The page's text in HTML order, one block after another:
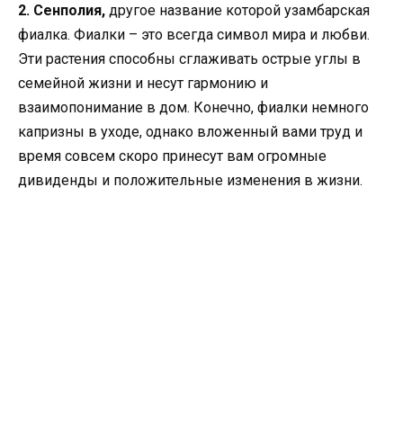
2. Сенполия, другое название которой узамбарская
фиалка. Фиалки – это всегда символ мира и любви.
Эти растения способны сглаживать острые углы в
семейной жизни и несут гармонию и
взаимопонимание в дом. Конечно, фиалки немного
капризны в уходе, однако вложенный вами труд и
время совсем скоро принесут вам огромные
дивиденды и положительные изменения в жизни.